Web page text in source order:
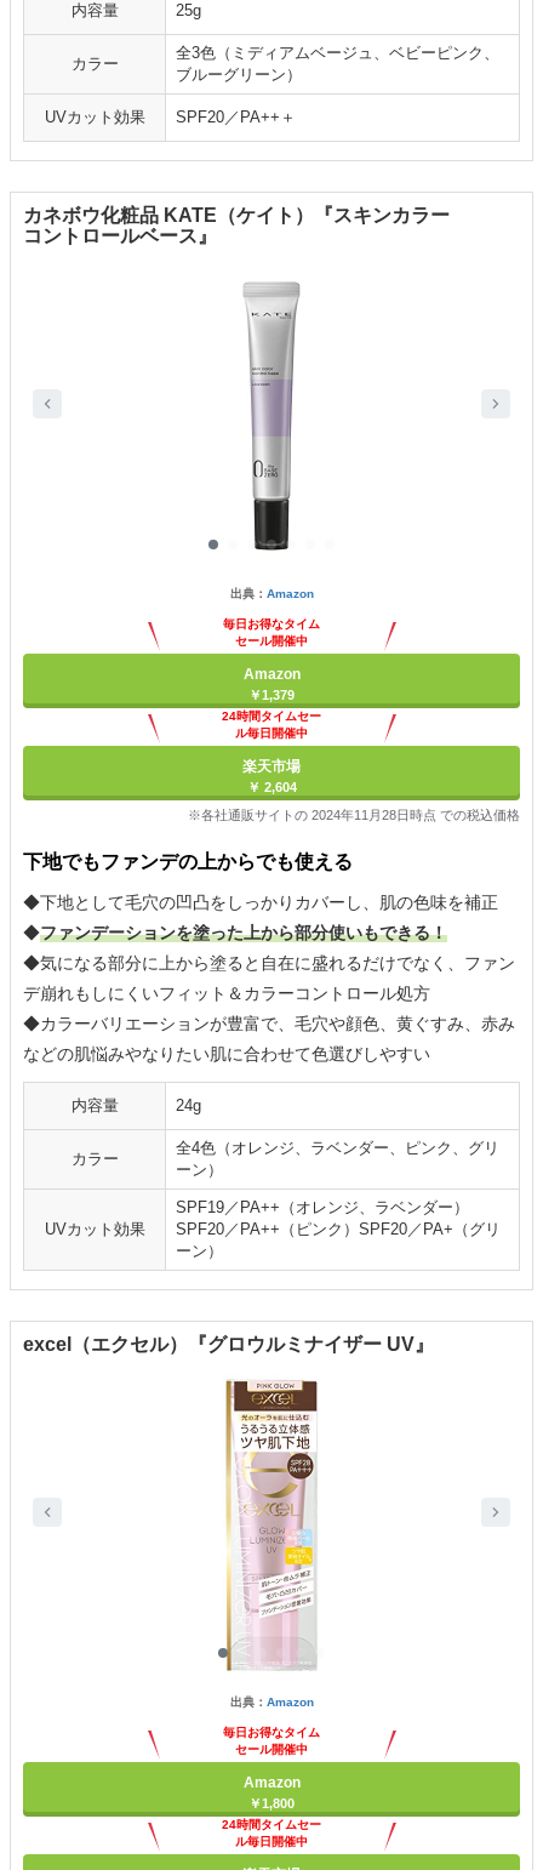
内容量 25g
カラー
全3色（ミディアムベージュ、ベビーピンク、
ブルーグリーン）
UVカット効果 SPF20／PA++＋
カネボウ化粧品 KATE（ケイト）『スキンカラー
コントロールベース』
出典： Amazon
毎日お得なタイム
セール開催中
Amazon
￥1,379
24時間タイムセー
ル毎日開催中
楽天市場
￥ 2,604
※各社通販サイトの 2024年11月28日時点 での税込価格
下地でもファンデの上からでも使える
◆下地として毛穴の凹凸をしっかりカバーし、肌の色味を補正
◆ファンデーションを塗った上から部分使いもできる！
◆気になる部分に上から塗ると自在に盛れるだけでなく、ファン
デ崩れもしにくいフィット＆カラーコントロール処方
◆カラーバリエーションが豊富で、毛穴や顔色、黄ぐすみ、赤み
などの肌悩みやなりたい肌に合わせて色選びしやすい
内容量 24g
カラー
全4色（オレンジ、ラベンダー、ピンク、グリ
ーン）
UVカット効果
SPF19／PA++（オレンジ、ラベンダー）
SPF20／PA++（ピンク）SPF20／PA+（グリ
ーン）
excel（エクセル）『グロウルミナイザー UV』
出典： Amazon
毎日お得なタイム
セール開催中
Amazon
￥1,800
24時間タイムセー
ル毎日開催中